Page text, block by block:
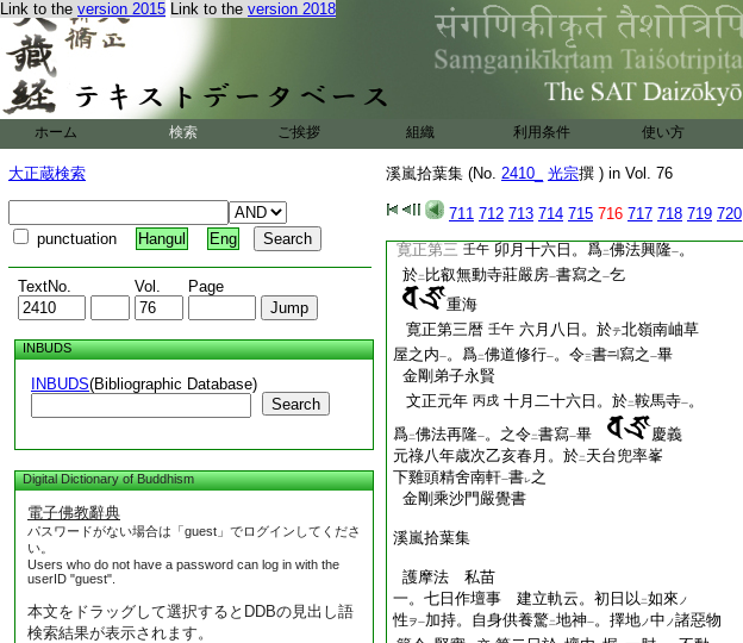
Link to the version 2015 Link to the version 2018
ホーム 検索 ご挨拶 組織 利用条件 使い方
大正蔵検索
punctuation Hangul Eng
TextNo. Vol. Page
INBUDS
INBUDS(Bibliographic Database)
Search
Digital Dictionary of Buddhism
電子佛教辭典
パスワードがない場合は「guest」でログインしてくださ
い。
Users who do not have a password can log in with the
userID "guest".
本文をドラッグして選択するとDDBの見出し語
検索結果が表示されます。
溪嵐拾葉集 (No. 2410_ 光宗撰 ) in Vol. 76
711 712 713 714 715 716 717 718 719 720
也。竹葉抄 者。穴太流大事也 云云 紅葉抄ト者。
惠光房流
大事。不レ 及 左右祕曲一 也。口 云云
一。大海抄事 師云。大海者。三昧流抄也。西
抄也。當時穴太流所用如二
作法等 ヲ シ集タル物也
云 三昧流ニハ隨分祕書スル也 云云
溪嵐拾葉集
寫之 沙門
惠嚴之
寛正第三 壬午 卯月十六日。爲二佛法興隆一。
於二 比叡無動寺莊嚴房一書寫之 一乞
重海
寛正第三暦 壬午 六月八日。於テ北嶺南岫草
屋之内一。爲二佛道修行一。令三書 寫之 一畢
金剛弟子永賢
文正元年 丙戌 十月二十六日。於二鞍馬寺一。
爲二佛法再隆一。之令二書寫一畢
慶義
元祿八年歳次乙亥春月。於二 天台兜率峯
下雞頭精舍南軒一書レ之
金剛乘沙門嚴覺書
溪嵐拾葉集
護摩法 私苗
一。七日作壇事 建立軌云。初日以 二如來 ノ
性 ヲ一加持。自身供養驚二地神一。擇地ノ中 ノ諸惡物